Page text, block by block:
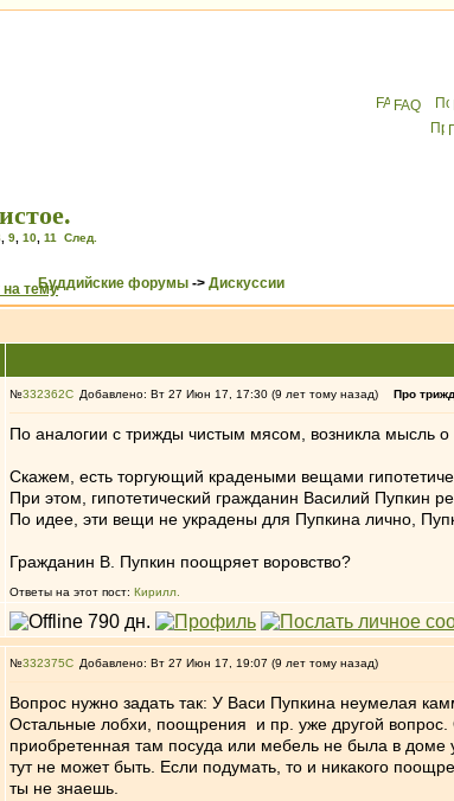
FAQ
9 10 11 След.
Буддийские форумы -> Дискуссии
№332362 Добавлено: Вт 27 Июн 17, 17:30 (9 лет тому назад) Про
По аналогии с трижды чистым мясом, возникла мысль
Скажем, есть торгующий крадеными вещами
При этом, гипотетический гражданин Василий Пупкин
По идее, эти вещи не украдены для Пупкина лично,
Гражданин В. Пупкин поощряет воровство?
Ответы на этот пост: Кирилл.
№332375 Добавлено: Вт 27 Июн 17, 19:07 (9 лет тому назад)
Вопрос нужно задать так: У Васи Пупкина неумелая
Остальные лобхи, поощрения и пр. уже другой вопрос.
приобретенная там посуда или мебель не была в доме
тут не может быть. Если подумать, то и никакого
ты не знаешь.